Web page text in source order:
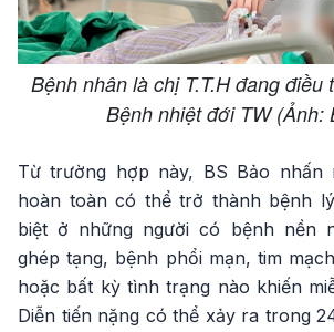
Bệnh nhân là chị T.T.H đang điều
Bệnh nhiệt đới TW (Ảnh:
Từ trường hợp này, BS Bảo nhấn
hoàn toàn có thể trở thành bệnh
biệt ở những người có bệnh nền
ghép tạng, bệnh phổi mạn, tim
hoặc bất kỳ tình trạng nào khiến
Diễn tiến nặng có thể xảy ra trong